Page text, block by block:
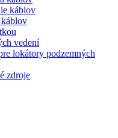
káblov
káblov
vedení
lokátory podzemných
zdroje